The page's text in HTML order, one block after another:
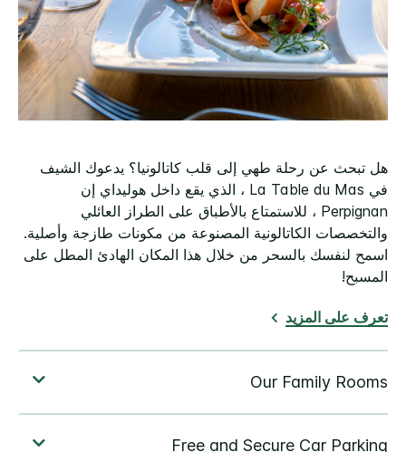
هل تبحث عن رحلة طهي إلى قلب كاتالونيا؟ يدعوك الشيف
في La Table du Mas ، الذي يقع داخل هوليداي إن
Perpignan ، للاستمتاع بالأطباق على الطراز العائلي
والتخصصات الكاتالونية المصنوعة من مكونات طازجة وأصلية.
اسمح لنفسك بالسحر من خلال هذا المكان الهادئ المطل على
المسبح!
تعرف على المزيد